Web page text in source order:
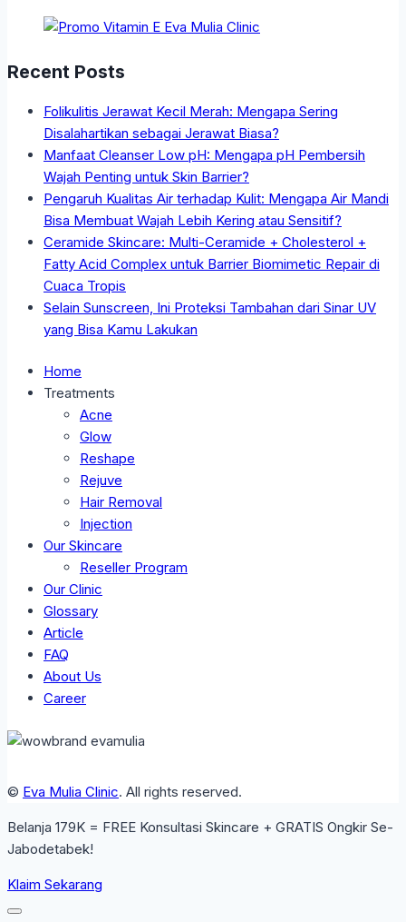
Recent Posts
Folikulitis Jerawat Kecil Merah: Mengapa Sering
Disalahartikan sebagai Jerawat Biasa?
Manfaat Cleanser Low pH: Mengapa pH Pembersih
Wajah Penting untuk Skin Barrier?
Pengaruh Kualitas Air terhadap Kulit: Mengapa Air Mandi
Bisa Membuat Wajah Lebih Kering atau Sensitif?
Ceramide Skincare: Multi-Ceramide + Cholesterol +
Fatty Acid Complex untuk Barrier Biomimetic Repair di
Cuaca Tropis
Selain Sunscreen, Ini Proteksi Tambahan dari Sinar UV
yang Bisa Kamu Lakukan
Home
Treatments
Acne
Glow
Reshape
Rejuve
Hair Removal
Injection
Our Skincare
Reseller Program
Our Clinic
Glossary
Article
FAQ
About Us
Career
© Eva Mulia Clinic. All rights reserved.
Belanja 179K = FREE Konsultasi Skincare + GRATIS Ongkir Se-
Jabodetabek!
Klaim Sekarang